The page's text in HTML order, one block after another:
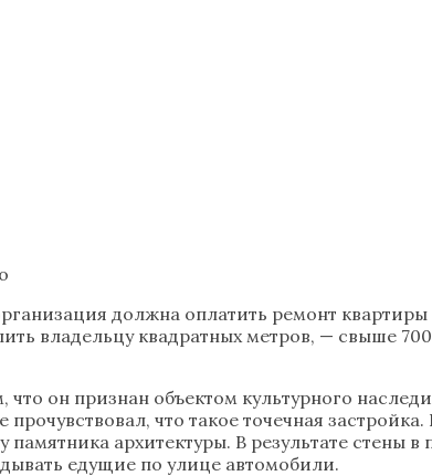
должна оплатить ремонт
владельцу квадратных метров, — свыше
он признан объектом культурного
что такое точечная
памятника архитектуры. В результате стены
едущие по улице автомобили.